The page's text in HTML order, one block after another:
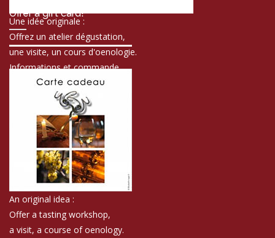
Une idée originale :
Offrez un atelier dégustation,
une visite, un cours d'oenologie.
Informations et commande
Offer a gift card!
An original idea :
Offer a tasting workshop,
a visit, a course of oenology.